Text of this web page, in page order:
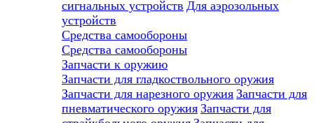
сигнальных устройств Для аэрозольных
устройств
Средства самообороны
Средства самообороны
Запчасти к оружию
Запчасти для гладкоствольного оружия
Запчасти для нарезного оружия Запчасти для
пневматического оружия Запчасти для